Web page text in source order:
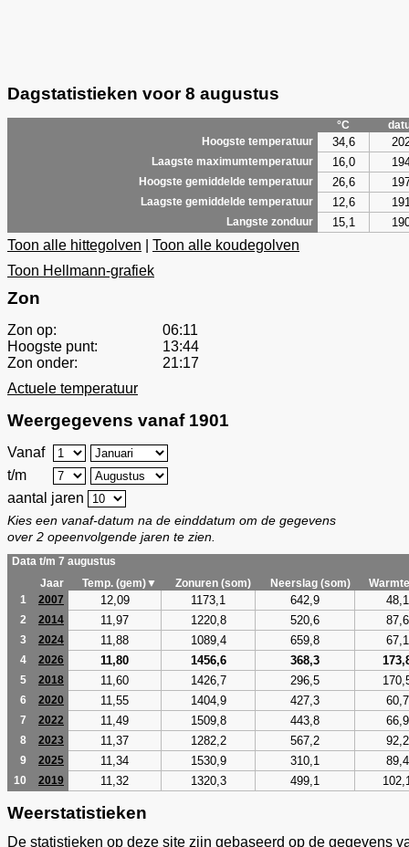
Dagstatistieken voor 8 augustus
°C
Hoogste temperatuur
34,6
Laagste maximumtemperatuur 16,0
Hoogste gemiddelde temperatuur 26,6
Laagste gemiddelde temperatuur 12,6
Langste zonduur 15,1
Toon alle hittegolven
Toon alle koudegolven
Toon Hellmann-grafiek
Zon
Zon op:
06:11
Hoogste punt:
13:44
Zon onder:
21:17
Actuele temperatuur
Weergegevens vanaf 1901
Vanaf
t/m
aantal jaren
Kies een vanaf-datum na de einddatum om de gegevens
over 2 opeenvolgende jaren te zien.
Data t/m 7 augustus
Jaar
Temp. (gem)▼ Zonuren (som) Neerslag (som)
1
2007 12,09 1173,1 642,9 48,1
2 2014 11,97 1220,8 520,6 87,6
3 2024 11,88 1089,4 659,8 67,1
4 2026 11,80 1456,6 368,3
5 2018 11,60 1426,7 296,5
6 2020 11,55 1404,9 427,3 60,7
7 2022 11,49 1509,8 443,8 66,9
8 2023 11,37 1282,2 567,2 92,2
9 2025 11,34 1530,9 310,1 89,4
10 2019 11,32 1320,3 499,1
Weerstatistieken
De statistieken op deze site zijn gebaseerd op de gegevens